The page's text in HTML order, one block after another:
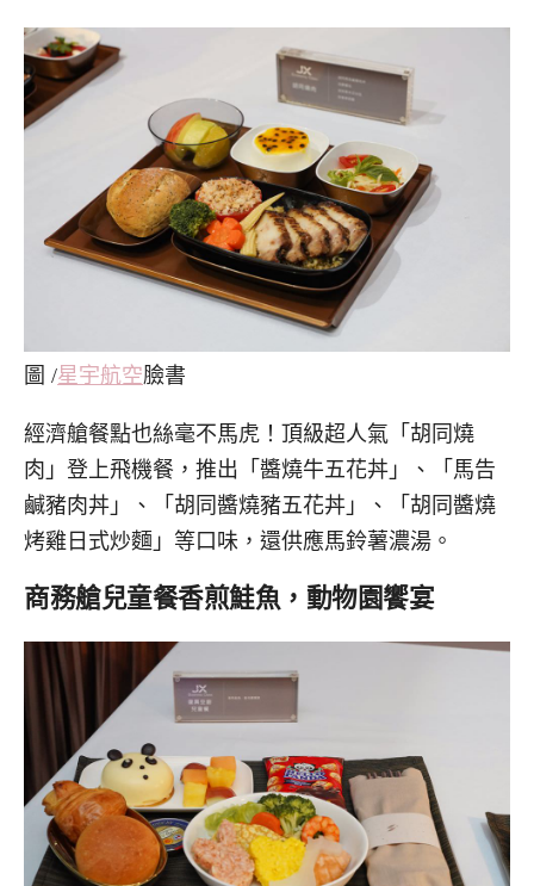
圖 /星宇航空臉書
經濟艙餐點也絲毫不馬虎！頂級超人氣「胡同燒
肉」登上飛機餐，推出「醬燒牛五花丼」、「馬告
鹹豬肉丼」、「胡同醬燒豬五花丼」、「胡同醬燒
烤雞日式炒麵」等口味，還供應馬鈴薯濃湯。
商務艙兒童餐香煎鮭魚，動物園饗宴